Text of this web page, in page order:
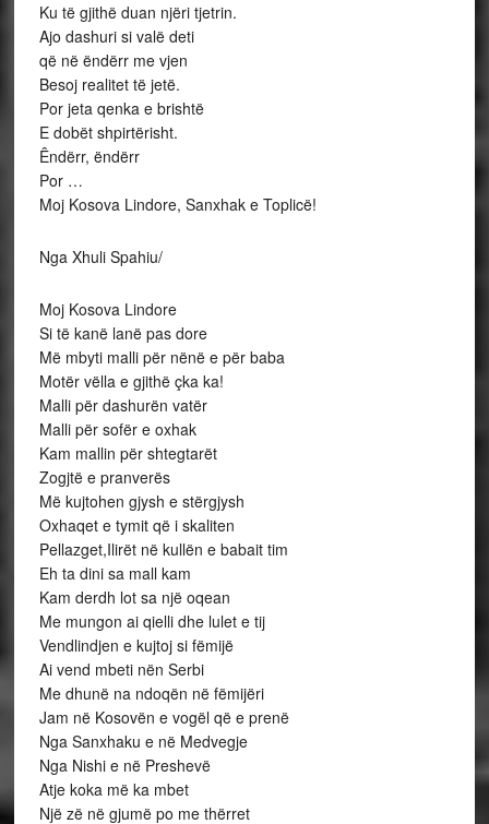
Ku të gjithë duan njëri tjetrin.
Ajo dashuri si valë deti
që në ëndërr me vjen
Besoj realitet të jetë.
Por jeta qenka e brishtë
E dobët shpirtërisht.
Êndërr, ëndërr
Por …
Moj Kosova Lindore, Sanxhak e Toplicë!
Nga Xhuli Spahiu/
Moj Kosova Lindore
Si të kanë lanë pas dore
Më mbyti malli për nënë e për baba
Motër vëlla e gjithë çka ka!
Malli për dashurën vatër
Malli për sofër e oxhak
Kam mallin për shtegtarët
Zogjtë e pranverës
Më kujtohen gjysh e stërgjysh
Oxhaqet e tymit që i skaliten
Pellazget,Ilirët në kullën e babait tim
Eh ta dini sa mall kam
Kam derdh lot sa një oqean
Me mungon ai qielli dhe lulet e tij
Vendlindjen e kujtoj si fëmijë
Ai vend mbeti nën Serbi
Me dhunë na ndoqën në fëmijëri
Jam në Kosovën e vogël që e prenë
Nga Sanxhaku e në Medvegje
Nga Nishi e në Preshevë
Atje koka më ka mbet
Një zë në gjumë po me thërret